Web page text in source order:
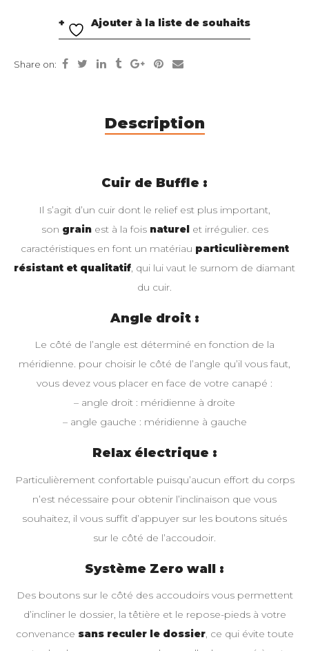
Ajouter à la liste de souhaits
Share on:
Description
Cuir de Buffle :
Il s’agit d’un cuir dont le relief est plus important,
son grain est à la fois naturel et irrégulier. ces
caractéristiques en font un matériau particulièrement
résistant et qualitatif , qui lui vaut le surnom de diamant
du cuir.
Angle droit :
Le côté de l’angle est déterminé en fonction de la
méridienne. pour choisir le côté de l’angle qu’il vous faut,
vous devez vous placer en face de votre canapé :
– angle droit : méridienne à droite
– angle gauche : méridienne à gauche
Relax électrique :
Particulièrement confortable puisqu’aucun effort du corps
n’est nécessaire pour obtenir l’inclinaison que vous
souhaitez, il vous suffit d’appuyer sur les boutons situés
sur le côté de l’accoudoir.
Système Zero wall :
Des boutons sur le côté des accoudoirs vous permettent
d’incliner le dossier, la têtière et le repose-pieds à votre
convenance sans reculer le dossier, ce qui évite toute